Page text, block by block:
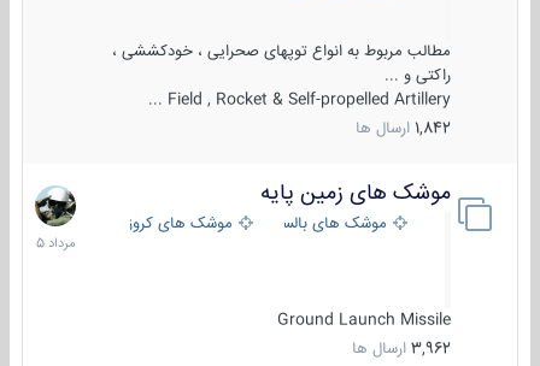
مطالب مربوط به انواع توپهای صحرایی ، خودکششی ،
راکتی و ...
Field , Rocket & Self-propelled Artillery ...
1,842 ارسال ها
موشک های زمین پایه
موشک های بالستیک موشک های کروز
Ground Launch Missile
3,962 ارسال ها
2
مرداد
1405